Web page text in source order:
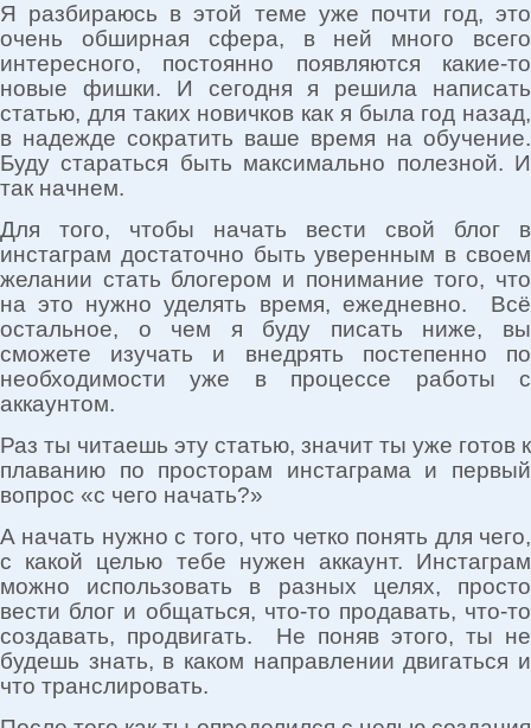
Я разбираюсь в этой теме уже почти год, это
очень обширная сфера, в ней много всего
интересного, постоянно появляются какие-то
новые фишки. И сегодня я решила написать
статью, для таких новичков как я была год назад,
в надежде сократить ваше время на обучение.
Буду стараться быть максимально полезной. И
так начнем.
Для того, чтобы начать вести свой блог в
инстаграм достаточно быть уверенным в своем
желании стать блогером и понимание того, что
на это нужно уделять время, ежедневно. Всё
остальное, о чем я буду писать ниже, вы
сможете изучать и внедрять постепенно по
необходимости уже в процессе работы с
аккаунтом.
Раз ты читаешь эту статью, значит ты уже готов к
плаванию по просторам инстаграма и первый
вопрос «с чего начать?»
А начать нужно с того, что четко понять для чего,
с какой целью тебе нужен аккаунт. Инстаграм
можно использовать в разных целях, просто
вести блог и общаться, что-то продавать, что-то
создавать, продвигать. Не поняв этого, ты не
будешь знать, в каком направлении двигаться и
что транслировать.